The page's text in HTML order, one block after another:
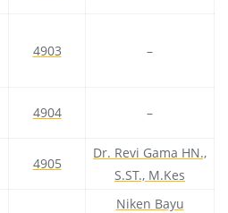
4903 –
4904 –
4905
Dr. Revi Gama HN.,
S.ST., M.Kes
Niken Bayu